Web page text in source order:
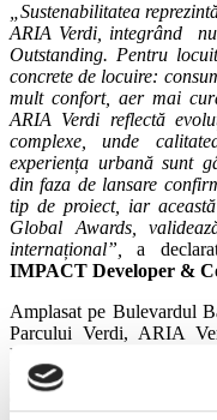
„Sustenabilitatea
ARIA Verdi, integrând
Outstanding. Pentru
concrete de locuire:
mult confort, aer mai
ARIA Verdi reflectă
complexe, unde
experiența urbană sunt
din faza de lansare
tip de proiect, iar
Global Awards,
internațional”,a
IMPACT Developer &
Amplasat pe Bulevardul
Parcului Verdi, ARIA
locuire rafinat,
mixed-use și
dezvoltare de 501